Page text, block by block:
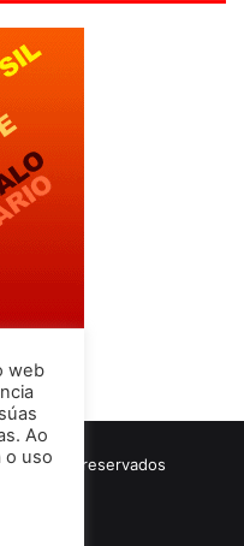
reservados
web
Ao
o uso